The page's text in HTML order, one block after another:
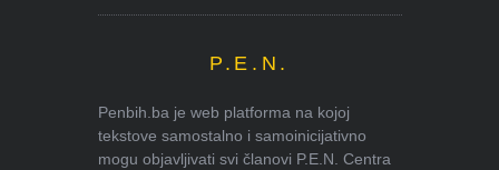
P.E.N.
Penbih.ba je web platforma na kojoj
tekstove samostalno i samoinicijativno
mogu objavljivati svi članovi P.E.N. Centra